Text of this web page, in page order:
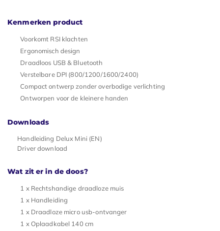
Kenmerken product
Voorkomt RSI klachten
Ergonomisch design
Draadloos USB & Bluetooth
Verstelbare DPI (800/1200/1600/2400)
Compact ontwerp zonder overbodige verlichting
Ontworpen voor de kleinere handen
Downloads
Handleiding Delux Mini (EN)
Driver download
Wat zit er in de doos?
1 x Rechtshandige draadloze muis
1 x Handleiding
1 x Draadloze micro usb-ontvanger
1 x Oplaadkabel 140 cm